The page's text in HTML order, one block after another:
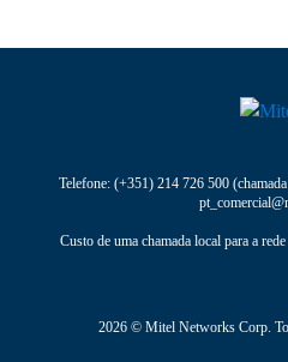
Telefone: (+351) 214 726 500
Custo de uma chamada local para a
2026 © Mitel Networks Corp.